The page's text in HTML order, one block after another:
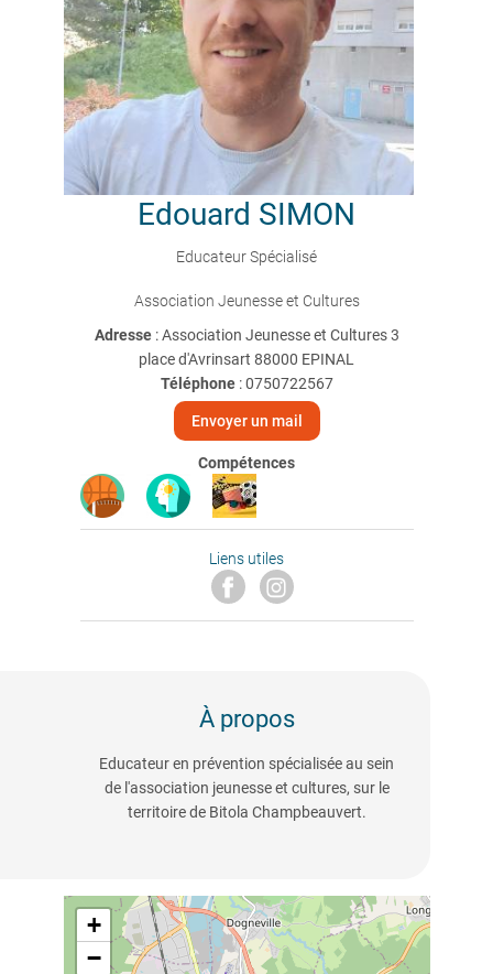
Edouard SIMON
Educateur Spécialisé
Association Jeunesse et Cultures
Adresse : Association Jeunesse et Cultures 3
place d'Avrinsart 88000 EPINAL
Téléphone:0750722567
Envoyer un mail
Compétences
Liens utiles
À propos
Educateur en prévention spécialisée au sein
de l'association jeunesse et cultures, sur le
territoire de Bitola Champbeauvert.
+
−